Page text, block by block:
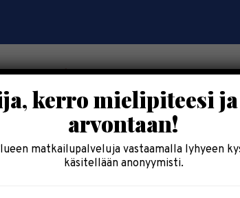
SYÖ & SHOPPAILE MAJOITU
kerro mielipiteesi
arvontaan!
matkailupalveluja vastaamalla lyhyeen
käsitellään anonyymisti.